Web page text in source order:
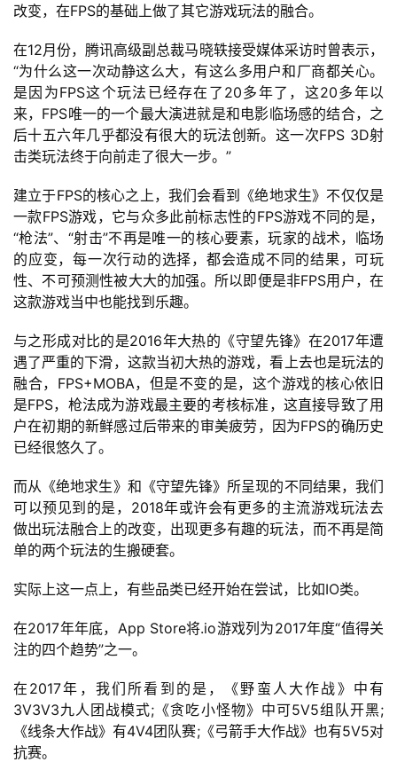
改变，在FPS的基础上做了其它游戏玩法的融合。
在12月份，腾讯高级副总裁马晓轶接受媒体采访时曾表示，
“为什么这一次动静这么大，有这么多用户和厂商都关心。
是因为FPS这个玩法已经存在了20多年了，这20多年以
来，FPS唯一的一个最大演进就是和电影临场感的结合，之
后十五六年几乎都没有很大的玩法创新。这一次FPS 3D射
击类玩法终于向前走了很大一步。”
建立于FPS的核心之上，我们会看到《绝地求生》不仅仅是
一款FPS游戏，它与众多此前标志性的FPS游戏不同的是，
“枪法”、“射击”不再是唯一的核心要素，玩家的战术，临场
的应变，每一次行动的选择，都会造成不同的结果，可玩
性、不可预测性被大大的加强。所以即便是非FPS用户，在
这款游戏当中也能找到乐趣。
与之形成对比的是2016年大热的《守望先锋》在2017年遭
遇了严重的下滑，这款当初大热的游戏，看上去也是玩法的
融合，FPS+MOBA，但是不变的是，这个游戏的核心依旧
是FPS，枪法成为游戏最主要的考核标准，这直接导致了用
户在初期的新鲜感过后带来的审美疲劳，因为FPS的确历史
已经很悠久了。
而从《绝地求生》和《守望先锋》所呈现的不同结果，我们
可以预见到的是，2018年或许会有更多的主流游戏玩法去
做出玩法融合上的改变，出现更多有趣的玩法，而不再是简
单的两个玩法的生搬硬套。
实际上这一点上，有些品类已经开始在尝试，比如IO类。
在2017年年底，App Store将.io游戏列为2017年度“值得关
注的四个趋势”之一。
在2017年，我们所看到的是，《野蛮人大作战》中有
3V3V3九人团战模式;《贪吃小怪物》中可5V5组队开黑;
《线条大作战》有4V4团队赛;《弓箭手大作战》也有5V5对
抗赛。